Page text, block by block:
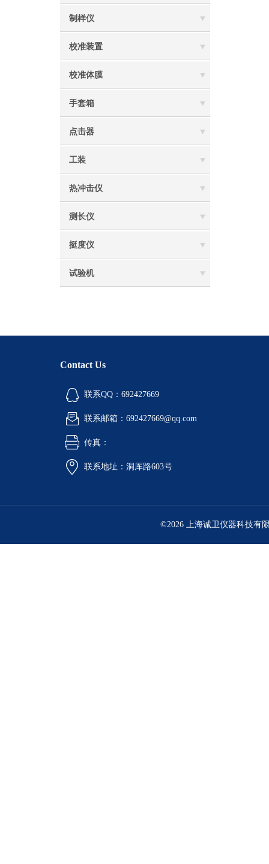
制样仪
校准装置
校准体膜
手套箱
点击器
工装
热冲击仪
测长仪
挺度仪
试验机‌
Contact Us
联系QQ：692427669
联系邮箱：692427669@qq.com
传真：
联系地址：洞厍路603号
©2026 上海诚卫仪器科技有